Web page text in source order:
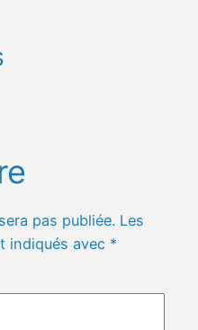
pas publiée. Les
indiqués avec *